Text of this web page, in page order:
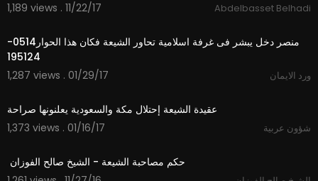
1,189 views . 11/22/17
Abdelbasset Belhadi
‫منصر دخل يبشر فى غرفة اسلامية تحاور الشيعة فكان هذا الحوار0514-
1,287 views . 01/29/17
ورد الايمان
عقيدة الشيعة إحتلال مكة والسعودية يعلنونها صراحة
1,373 views . 01/16/17
شؤون عربية